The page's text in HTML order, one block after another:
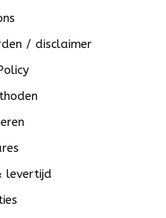
/ disclaimer
levertijd